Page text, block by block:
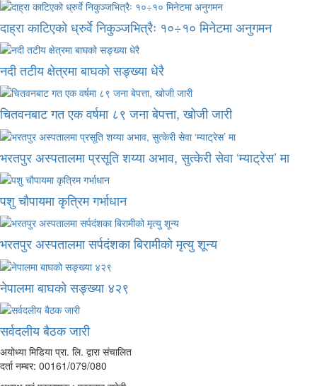
दाह्रा काटिएको ध्रुर्वे निकुञ्जभित्रैः १०÷१० मिनेटमा अनुगमन
नदी तटीय क्षेत्रमा बाघको सङ्ख्या धेरै
चितवनबाट गत एक वर्षमा ८९ जना बेपत्ता, खोजी जारी
भरतपुर अस्पतालमा प्रसूति शय्या अभाव, सुत्केरी सेवा ‘म्याट्रेस’ मा
पशु चौपायमा कृत्रिम गर्भाधान
भरतपुर अस्पतालमा सर्पदंशका बिरामीको मृत्यु शून्य
नेपालमा बाघको सङ्ख्या ४२९
सर्वदलीय बैठक जारी
अयोध्या मिडिया प्रा. लि. द्वारा संचालित
दर्ता नम्बर: 00161/079/080